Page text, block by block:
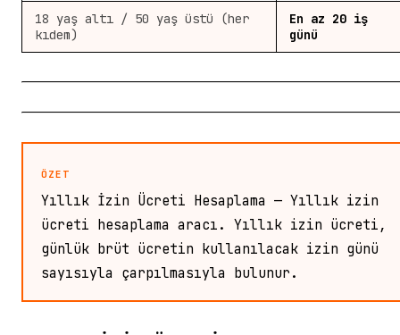
18 yaş altı / 50 yaş üstü (her
kıdem)
En az 20 iş
günü
ÖZET
Yıllık İzin Ücreti Hesaplama — Yıllık izin
ücreti hesaplama aracı. Yıllık izin ücreti,
günlük brüt ücretin kullanılacak izin günü
sayısıyla çarpılmasıyla bulunur.